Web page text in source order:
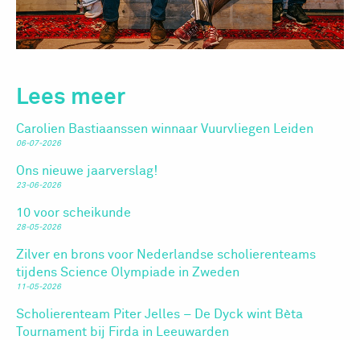
Lees meer
Carolien Bastiaanssen winnaar Vuurvliegen Leiden
06-07-2026
Ons nieuwe jaarverslag!
23-06-2026
10 voor scheikunde
28-05-2026
Zilver en brons voor Nederlandse scholierenteams
tijdens Science Olympiade in Zweden
11-05-2026
Scholierenteam Piter Jelles – De Dyck wint Bèta
Tournament bij Firda in Leeuwarden